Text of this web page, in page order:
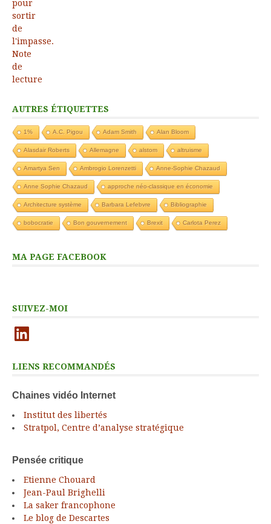
AUTRES ÉTIQUETTES
1% A.C. Pigou Adam Smith Alan Bloom
Alasdair Roberts Allemagne alstom altruisme
Amartya Sen Ambrogio Lorenzetti Anne-Sophie Chazaud
Anne Sophie Chazaud approche néo-classique en économie
Architecture système Barbara Lefebvre Bibliographie
bobocratie Bon gouvernement Brexit Carlota Perez
MA PAGE FACEBOOK
SUIVEZ-MOI
LinkedIn
LIENS RECOMMANDÉS
Chaines vidéo Internet
Institut des libertés
Stratpol, Centre d’analyse stratégique
Pensée critique
Etienne Chouard
Jean-Paul Brighelli
La saker francophone
Le blog de Descartes